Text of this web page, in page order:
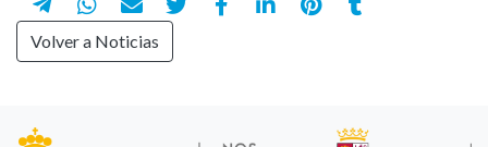
Volver a Noticias